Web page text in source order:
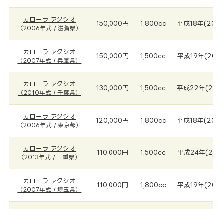
カローラ アクシオ
（2006年式 / 滋賀県）
150,000円 1,800cc 平成18年
カローラ アクシオ
（2007年式 / 兵庫県）
150,000円 1,500cc 平成19年
カローラ アクシオ
（2010年式 / 千葉県）
130,000円 1,500cc 平成22年
カローラ アクシオ
（2006年式 / 東京都）
120,000円 1,800cc 平成18年
カローラ アクシオ
（2013年式 / 三重県）
110,000円 1,500cc 平成24年
カローラ アクシオ
（2007年式 / 埼玉県）
110,000円 1,800cc 平成19年